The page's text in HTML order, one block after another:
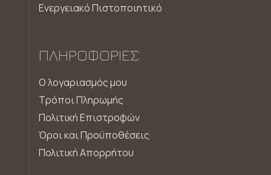
Ενεργειακό Πιστοποιητικό
ΠΛΗΡΟΦΟΡΊΕΣ
Ο λογαριασμός μου
Τρόποι Πληρωμής
Πολιτική Επιστροφών
Όροι και Προϋποθέσεις
Πολιτική Απορρήτου